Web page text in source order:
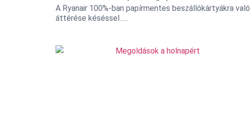
A Ryanair 100%-ban papírmentes beszállókártyákra való
áttérése késéssel...